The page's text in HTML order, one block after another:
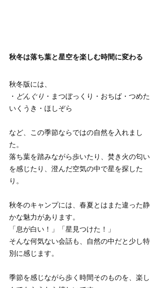
秋冬は落ち葉と星空を楽しむ時間に変わる
秋冬版には、
・ どんぐり ・まつぼっくり・おちば・つめた
いくうき・ほしぞら
など、この季節ならではの自然を入れまし
た。
落ち葉を踏みながら歩いたり、焚き火の匂い
を感じたり、澄んだ空気の中で星を探した
り。
秋冬のキャンプには、春夏とはまた違った静
かな魅力があります。
「息が白い！」「星見つけた！」
そんな何気ない会話も、自然の中だと少し特
別に感じます。
季節を感じながら歩く時間そのものを、楽し